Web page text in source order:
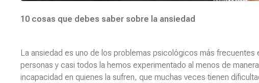
10 cosas que debes saber sobre la ansiedad
La ansiedad es uno de los problemas psicológicos más
personas y casi todos la hemos experimentado al menos de
incapacidad en quienes la sufren, que muchas veces tienen